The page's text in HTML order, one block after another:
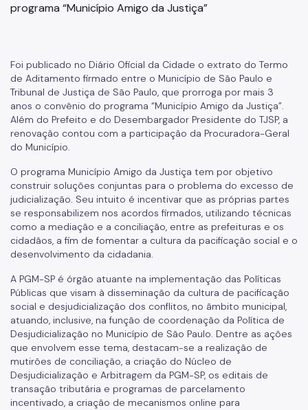
programa “Município Amigo da Justiça”
Foi publicado no Diário Oficial da Cidade o extrato do Termo
de Aditamento firmado entre o Município de São Paulo e
Tribunal de Justiça de São Paulo, que prorroga por mais 3
anos o convênio do programa “Município Amigo da Justiça”.
Além do Prefeito e do Desembargador Presidente do TJSP, a
renovação contou com a participação da Procuradora-Geral
do Município.
O programa Município Amigo da Justiça tem por objetivo
construir soluções conjuntas para o problema do excesso de
judicialização. Seu intuito é incentivar que as próprias partes
se responsabilizem nos acordos firmados, utilizando técnicas
como a mediação e a conciliação, entre as prefeituras e os
cidadãos, a fim de fomentar a cultura da pacificação social e o
desenvolvimento da cidadania.
A PGM-SP é órgão atuante na implementação das Políticas
Públicas que visam à disseminação da cultura de pacificação
social e desjudicialização dos conflitos, no âmbito municipal,
atuando, inclusive, na função de coordenação da Política de
Desjudicialização no Município de São Paulo. Dentre as ações
que envolvem esse tema, destacam-se a realização de
mutirões de conciliação, a criação do Núcleo de
Desjudicialização e Arbitragem da PGM-SP, os editais de
transação tributária e programas de parcelamento
incentivado, a criação de mecanismos online para